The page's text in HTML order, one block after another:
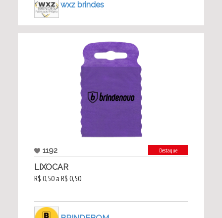
wxz brindes
1192 Destaque
LIXOCAR
R$ 0,50 a R$ 0,50